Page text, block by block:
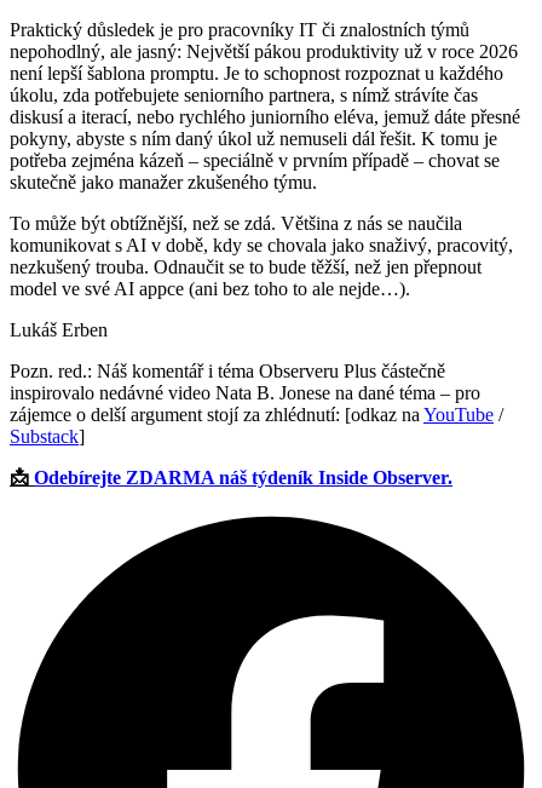
Praktický důsledek je pro pracovníky IT či znalostních týmů
nepohodlný, ale jasný: Největší pákou produktivity už v roce 2026
není lepší šablona promptu. Je to schopnost rozpoznat u každého
úkolu, zda potřebujete seniorního partnera, s nímž strávíte čas
diskusí a iterací, nebo rychlého juniorního eléva, jemuž dáte přesné
pokyny, abyste s ním daný úkol už nemuseli dál řešit. K tomu je
potřeba zejména kázeň – speciálně v prvním případě – chovat se
skutečně jako manažer zkušeného týmu.
To může být obtížnější, než se zdá. Většina z nás se naučila
komunikovat s AI v době, kdy se chovala jako snaživý, pracovitý,
nezkušený trouba. Odnaučit se to bude těžší, než jen přepnout
model ve své AI appce (ani bez toho to ale nejde…).
Lukáš Erben
Pozn. red.: Náš komentář i téma Observeru Plus částečně
inspirovalo nedávné video Nata B. Jonese na dané téma – pro
zájemce o delší argument stojí za zhlédnutí: [odkaz na YouTube /
Substack]
📩 Odebírejte ZDARMA náš týdeník Inside Observer.